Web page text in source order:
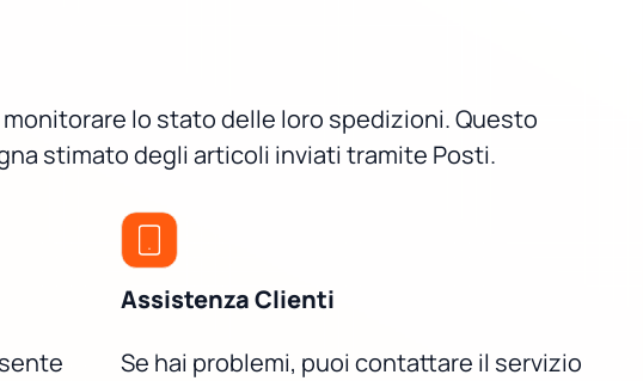
lo stato delle loro spedizioni. Questo
stimato degli articoli inviati tramite Posti.
Assistenza Clienti
Se hai problemi, puoi contattare il servizio